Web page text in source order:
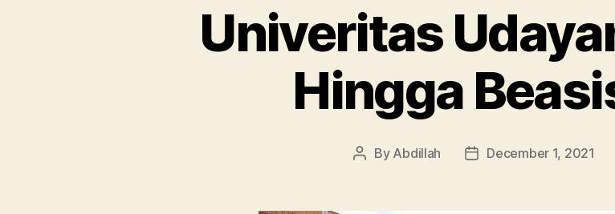
Univeritas
Hingga
Post
By Abdillah
PostDecember 1, 2021